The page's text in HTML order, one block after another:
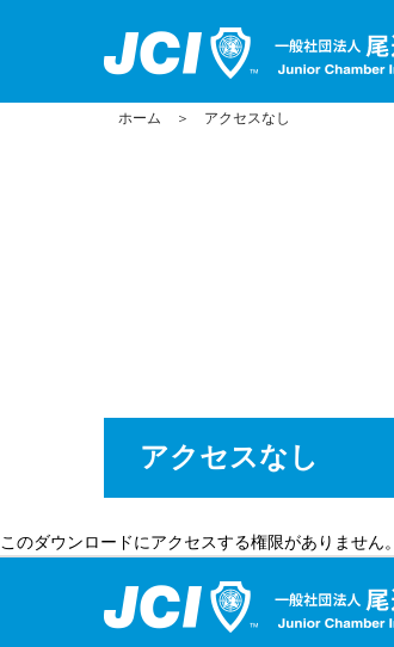
ホーム ＞ アクセスなし
アクセスなし
このダウンロードにアクセスする権限がありません。